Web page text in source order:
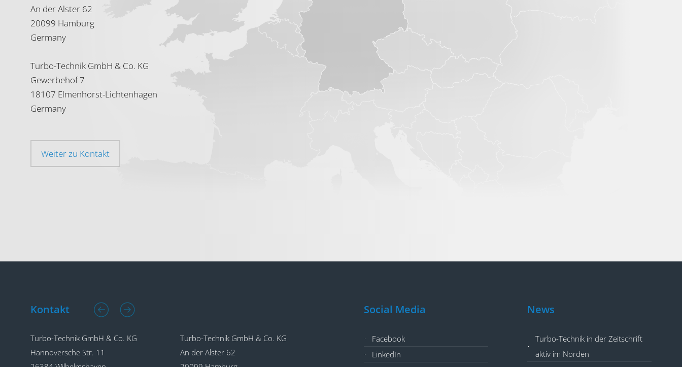
An der Alster 62
20099 Hamburg
Germany
Turbo-Technik GmbH & Co. KG
Gewerbehof 7
18107 Elmenhorst-Lichtenhagen
Germany
Weiter zu Kontakt
Kontakt
Turbo-Technik GmbH & Co. KG
An der Alster 62
Turbo-Technik GmbH & Co. KG
Gewerbehof 7
Turbo-Technik GmbH & Co. KG
Hannoversche Str. 11
Turbo-Technik GmbH & Co. KG
An der Alster 62
Social Media
Facebook
LinkedIn
News
Turbo-Technik in der Zeitschrift
aktiv im Norden